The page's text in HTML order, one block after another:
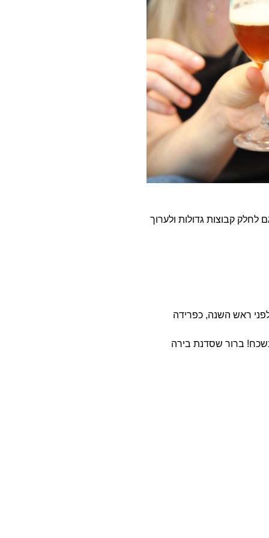
משתתפים, בו זמנית, ברפאל!). ניתן גם לחלק קבוצות גדולות ולערוך
ראש השנה, כפרידה
ברור שסדנת בירה